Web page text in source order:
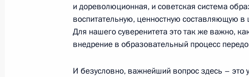
Заседание комиссии Госсовета по
физическая культура и спорт»
1 декабря 2023 года, 18:30
и дореволюционная, и советская система
воспитательную, ценностную составляющую в
Для нашего суверенитета это так же важно,
внедрение в образовательный процесс
И безусловно, важнейший вопрос здесь – это